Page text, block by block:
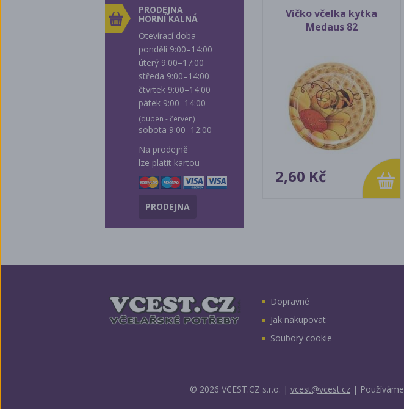
PRODEJNA
HORNÍ KALNÁ
Otevírací doba
pondělí 9:00–14:00
úterý 9:00–17:00
středa 9:00–14:00
čtvrtek 9:00–14:00
pátek 9:00–14:00
(duben - červen)
sobota 9:00–12:00
Na prodejně
lze platit kartou
PRODEJNA
Víčko včelka kytka
Medaus 82
2,60 Kč
Dopravné
Jak nakupovat
Soubory cookie
© 2026 VCEST.CZ s.r.o. | vcest@vcest.cz | Používáme